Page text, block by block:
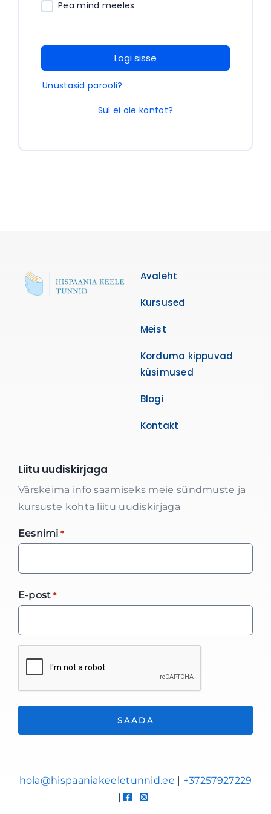
Pea mind meeles
Logi sisse
Unustasid parooli?
Sul ei ole kontot?
Avaleht
Kursused
Meist
Korduma kippuvad
küsimused
Blogi
Kontakt
Liitu uudiskirjaga
Värskeima info saamiseks meie sündmuste ja
kursuste kohta liitu uudiskirjaga
Eesnimi *
E-post *
hola@hispaaniakeeletunnid.ee | +37257927229
|